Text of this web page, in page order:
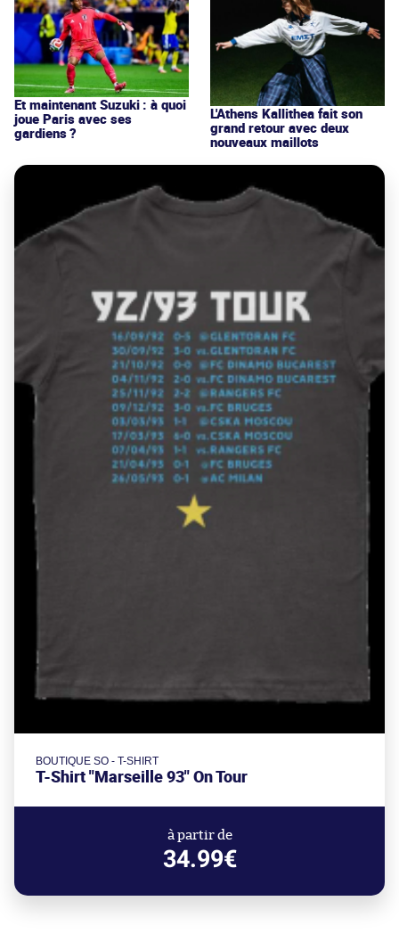
Et maintenant Suzuki : à quoi
joue Paris avec ses
gardiens ?
L'Athens Kallithea fait son
grand retour avec deux
nouveaux maillots
BOUTIQUE SO - T-SHIRT
T-Shirt "Marseille 93" On Tour
à partir de
34.99€